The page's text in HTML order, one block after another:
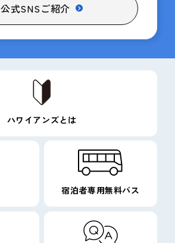
公式SNSご紹介
ハワイアンズとは
宿泊者専用無料バス